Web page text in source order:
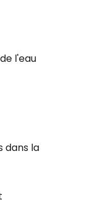
l'eau
dans la